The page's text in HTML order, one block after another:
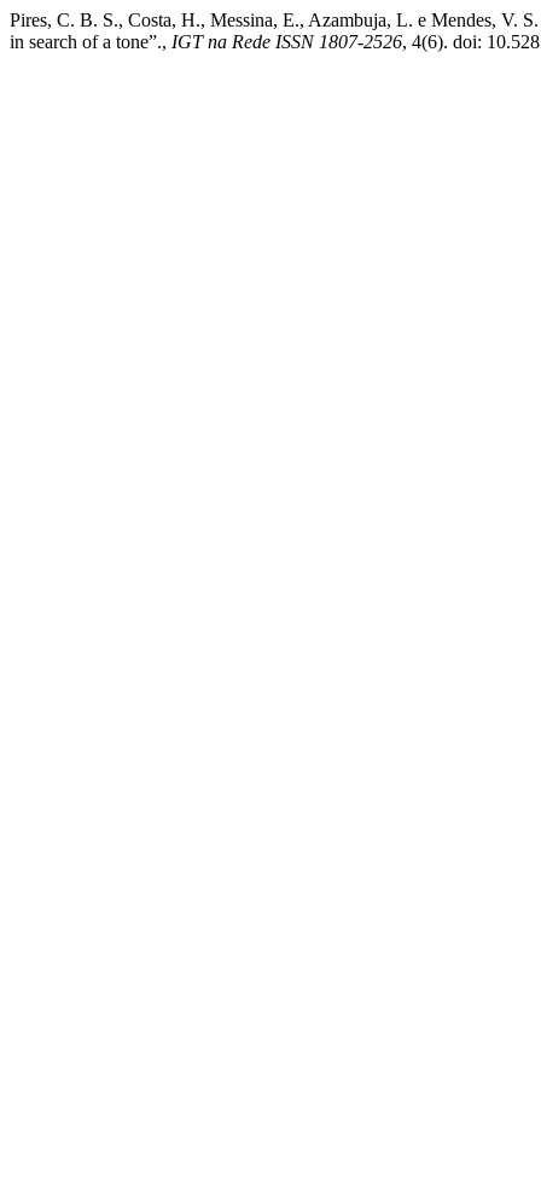
Pires, C. B. S., Costa, H., Messina, E., Azambuja, L. e Mendes, V.
in search of a tone”., IGT na Rede ISSN 1807-2526, 4(6). doi: